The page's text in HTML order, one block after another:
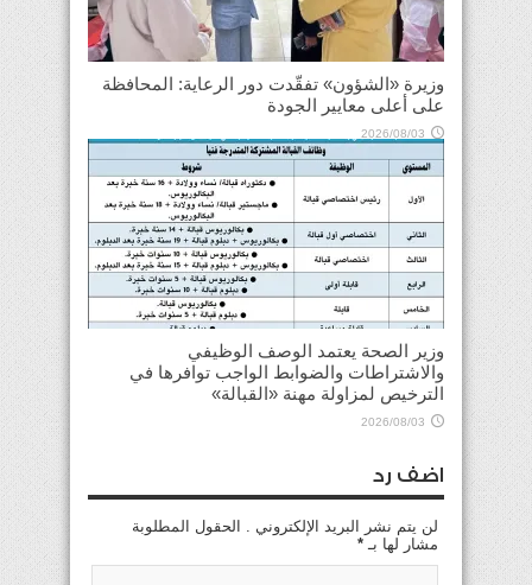
وزيرة «الشؤون» تفقّدت دور الرعاية: المحافظة
على أعلى معايير الجودة
2026/08/03
وزير الصحة يعتمد الوصف الوظيفي
والاشتراطات والضوابط الواجب توافرها في
الترخيص لمزاولة مهنة «القبالة»
2026/08/03
اضف رد
لن يتم نشر البريد الإلكتروني . الحقول المطلوبة
مشار لها بـ *